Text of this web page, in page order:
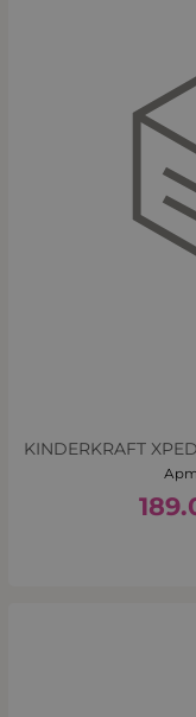
KINDERKRAFT